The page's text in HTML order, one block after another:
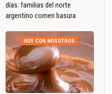
días: familias del norte
argentino comen basura
HOY CON NOSOTROS